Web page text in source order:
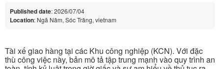
Published date: 2026/07/04
Location: Ngã Năm, Sóc Trăng, vietnam
Tài xế giao hàng tại các Khu công nghiệp (KCN). Với đặc
thù công việc này, bản mô tả tập trung mạnh vào quy trình an